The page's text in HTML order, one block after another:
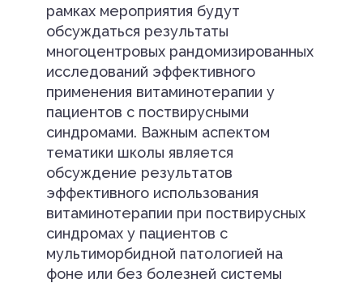
рамках мероприятия будут
обсуждаться результаты
многоцентровых рандомизированных
исследований эффективного
применения витаминотерапии у
пациентов с поствирусными
синдромами. Важным аспектом
тематики школы является
обсуждение результатов
эффективного использования
витаминотерапии при поствирусных
синдромах у пациентов с
мультиморбидной патологией на
фоне или без болезней системы